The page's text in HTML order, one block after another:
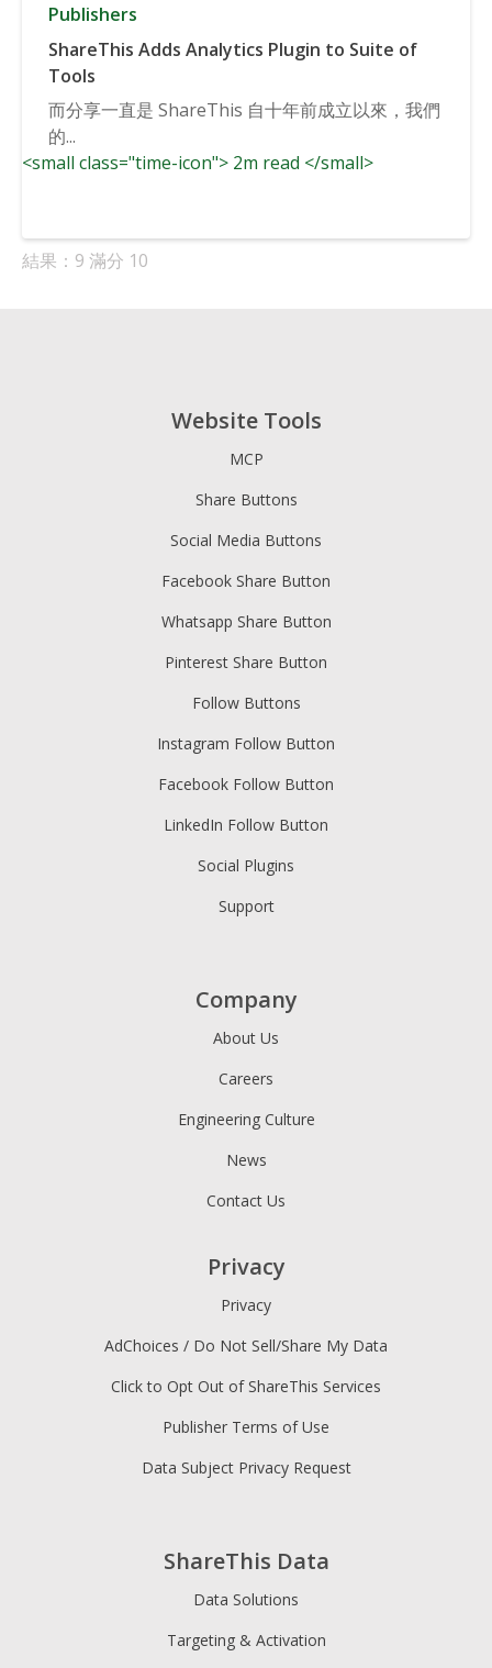
Publishers
ShareThis Adds Analytics Plugin to Suite of
Tools
而分享一直是 ShareThis 自十年前成立以來，我們
的...
<small class="time-icon"> 2m read </small>
結果：9 滿分 10
Website Tools
MCP
Share Buttons
Social Media Buttons
Facebook Share Button
Whatsapp Share Button
Pinterest Share Button
Follow Buttons
Instagram Follow Button
Facebook Follow Button
LinkedIn Follow Button
Social Plugins
Support
ShareThis Data
Data Solutions
Targeting & Activation
Company
About Us
Careers
Engineering Culture
News
Contact Us
Privacy
Privacy
AdChoices / Do Not Sell/Share My Data
Click to Opt Out of ShareThis Services
Publisher Terms of Use
Data Subject Privacy Request